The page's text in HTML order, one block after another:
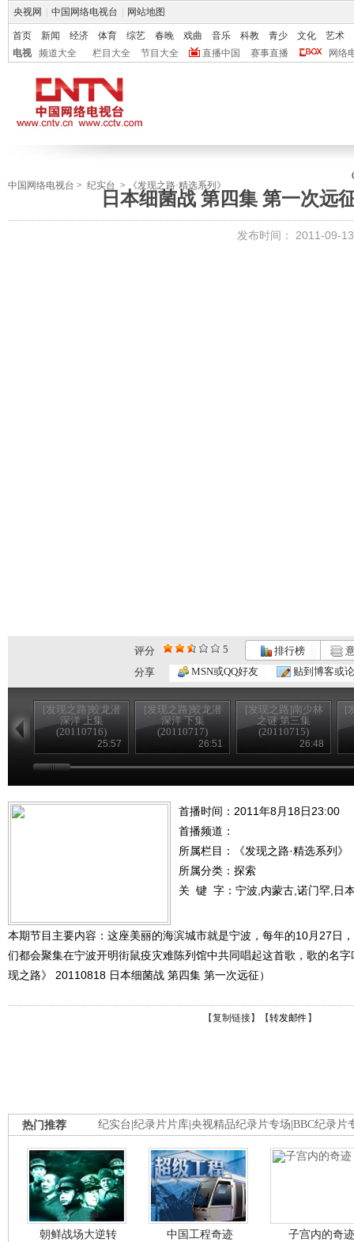
央视网 中国网络电视台 网站地图
首页 新闻 经济 体育 综艺 春晚 戏曲 音乐 科教 青少 文化
艺术
电视
频道大全 栏目大全 节目大全 直播中国 赛事直播 网络
中国网络电视台 > 纪实台 > 《发现之路·精选系列》
日本细菌战 第四集 第一次远
发布时间： 2011-09-
评分 5 排行榜
分享
MSN或QQ好友 贴到博客或
[发现之路]蛟龙潜
深洋 上集
(20110716)
25:57
[发现之路]蛟龙潜
深洋 下集
(20110717)
26:51
[发现之路]南少林
之谜 第三集
(20110715)
26:48
[
首播时间：2011年8月18日23:00
首播频道：
所属栏目：
《发现之路·精选系列》
所属分类：探索
关 键 字： 宁波,内蒙古,诺门罕,日
本期节目主要内容：这座美丽的海滨城市就是宁波，每年的10月27日
们都会聚集在宁波开明街鼠疫灾难陈列馆中共同唱起这首歌，歌的名
现之路》 20110818 日本细菌战 第四集 第一次远征）
【复制链接】【转发邮件 】
纪实台 纪录片片库 央视精品纪录片专场 BBC纪录片
热门推荐
朝鲜战场大逆转 中国工程奇迹 子宫内的奇迹